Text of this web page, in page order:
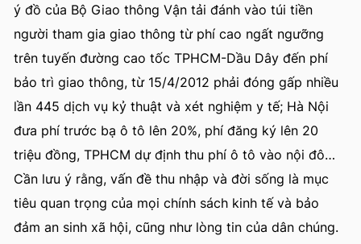
ý đồ của Bộ Giao thông Vận tải đánh vào túi tiền
người tham gia giao thông từ phí cao ngất ngưỡng
trên tuyến đường cao tốc TPHCM-Dầu Dây đến phí
bảo trì giao thông, từ 15/4/2012 phải đóng gấp nhiều
lần 445 dịch vụ kỷ thuật và xét nghiệm y tế; Hà Nội
đưa phí trước bạ ô tô lên 20%, phí đăng ký lên 20
triệu đồng, TPHCM dự định thu phí ô tô vào nội đô…
Cần lưu ý rằng, vấn đề thu nhập và đời sống là mục
tiêu quan trọng của mọi chính sách kinh tế và bảo
đảm an sinh xã hội, cũng như lòng tin của dân chúng.